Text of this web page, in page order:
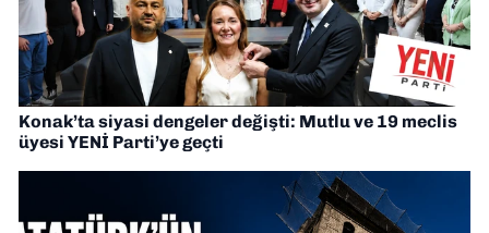
Konak’ta siyasi dengeler değişti: Mutlu ve 19 meclis
üyesi YENİ Parti’ye geçti